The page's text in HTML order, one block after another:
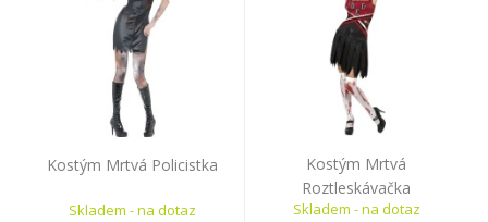
Kostým Mrtvá Policistka
Skladem - na dotaz
Kostým Mrtvá
Roztleskávačka
Skladem - na dotaz